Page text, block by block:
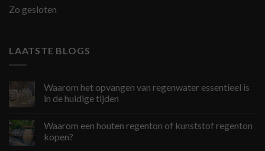
Zo gesloten
LAATSTE BLOGS
Waarom het opvangen van regenwater essentieel is
in de huidige tijden
Waarom een houten regenton of kunststof regenton
kopen?